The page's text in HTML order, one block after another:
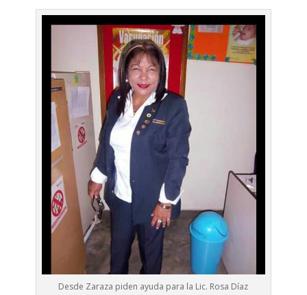
Desde Zaraza piden ayuda para la Lic. Rosa Díaz